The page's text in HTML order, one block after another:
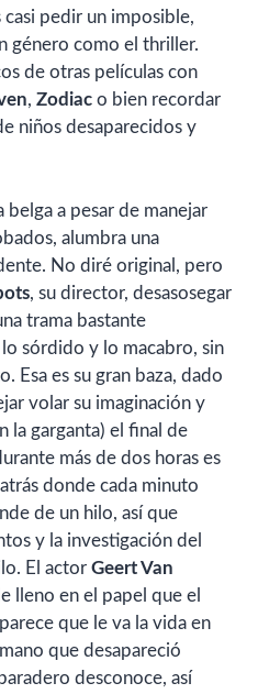
pedir un imposible,
género como el thriller.
de otras películas con
, Zodiac o bien recordar
niños desaparecidos y
belga a pesar de manejar
alumbra una
No diré original, pero
, su director, desasosegar
trama bastante
sórdido y lo macabro, sin
Esa es su gran baza, dado
volar su imaginación y
la garganta) el final de
más de dos horas es
donde cada minuto
de un hilo, así que
y la investigación del
El actor Geert Van
lleno en el papel que el
que le va la vida en
que desapareció
desconoce, así